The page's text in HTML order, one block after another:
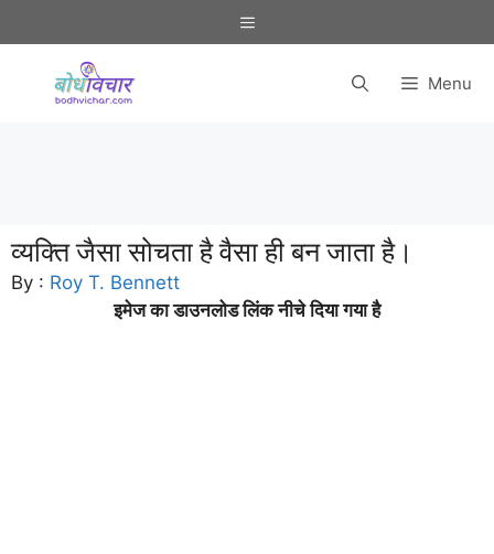
to
Menu
Menu
व्यक्ति जैसा सोचता है वैसा ही बन जाता है।
By : Roy T. Bennett
इमेज का डाउनलोड लिंक नीचे दिया गया है